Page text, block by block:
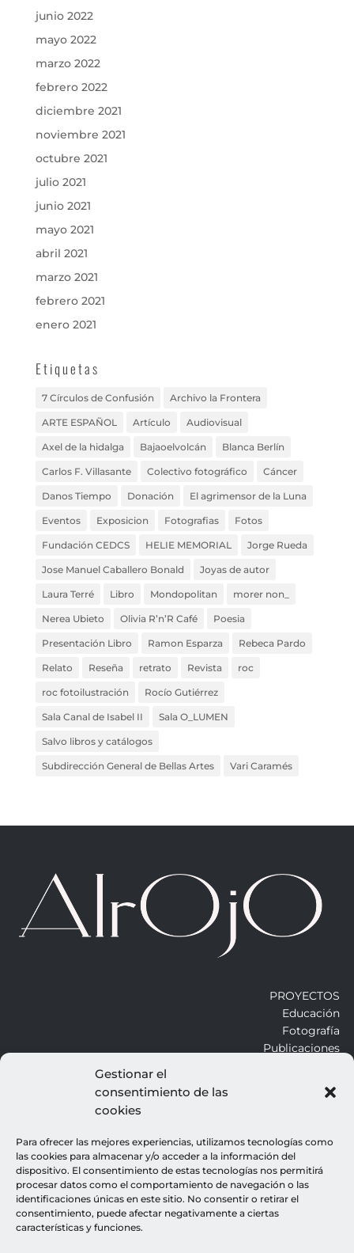
Gestionar el
consentimiento de las
cookies
Para ofrecer las mejores experiencias, utilizamos tecnologías como
las cookies para almacenar y/o acceder a la información del
dispositivo. El consentimiento de estas tecnologías nos permitirá
procesar datos como el comportamiento de navegación o las
identificaciones únicas en este sitio. No consentir o retirar el
consentimiento, puede afectar negativamente a ciertas
características y funciones.
junio 2022
mayo 2022
marzo 2022
febrero 2022
diciembre 2021
noviembre 2021
octubre 2021
julio 2021
junio 2021
mayo 2021
abril 2021
marzo 2021
febrero 2021
enero 2021
Etiquetas
7 Círculos de Confusión Archivo la Frontera
ARTE ESPAÑOL Artículo Audiovisual
Axel de la hidalga Bajaoelvolcán Blanca Berlín
Carlos F. Villasante Colectivo fotográfico Cáncer
Danos Tiempo Donación El agrimensor de la Luna
Eventos Exposicion Fotografias Fotos
Fundación CEDCS HELIE MEMORIAL Jorge Rueda
Jose Manuel Caballero Bonald Joyas de autor
Laura Terré Libro Mondopolitan morer non_
Nerea Ubieto Olivia R’n’R Café Poesia
Presentación Libro Ramon Esparza Rebeca Pardo
Relato Reseña retrato Revista roc
roc fotoilustración Rocío Gutiérrez
Sala Canal de Isabel II Sala O_LUMEN
Salvo libros y catálogos
Subdirección General de Bellas Artes Vari Caramés
PROYECTOS
Educación
Fotografía
Publicaciones
ALROJO
Contacto
LEGALES